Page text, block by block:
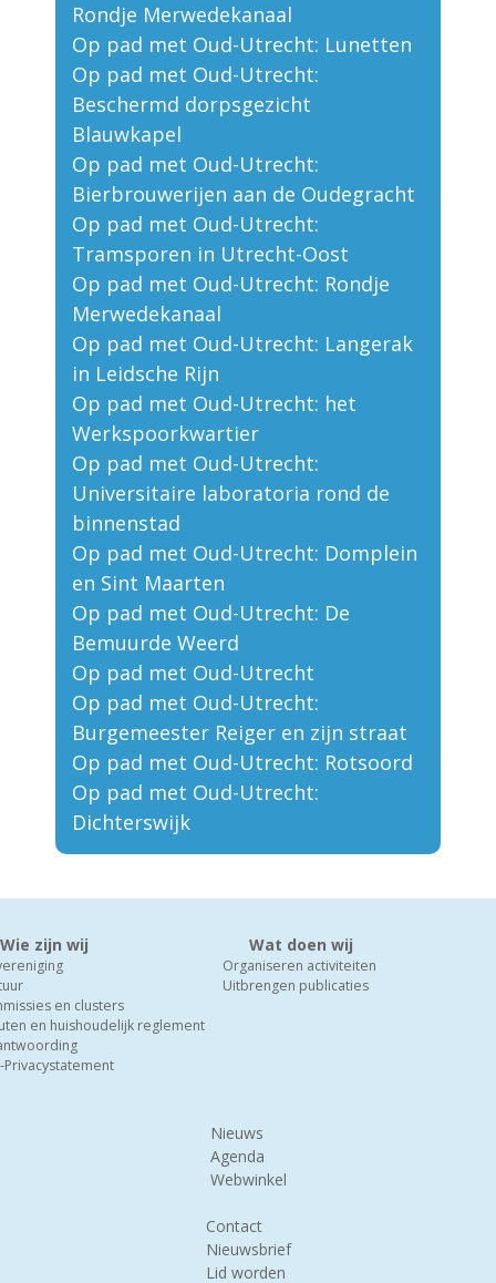
Rondje Merwedekanaal
Op pad met Oud-Utrecht: Lunetten
Op pad met Oud-Utrecht:
Beschermd dorpsgezicht
Blauwkapel
Op pad met Oud-Utrecht:
Bierbrouwerijen aan de Oudegracht
Op pad met Oud-Utrecht:
Tramsporen in Utrecht-Oost
Op pad met Oud-Utrecht: Rondje
Merwedekanaal
Op pad met Oud-Utrecht: Langerak
in Leidsche Rijn
Op pad met Oud-Utrecht: het
Werkspoorkwartier
Op pad met Oud-Utrecht:
Universitaire laboratoria rond de
binnenstad
Op pad met Oud-Utrecht: Domplein
en Sint Maarten
Op pad met Oud-Utrecht: De
Bemuurde Weerd
Op pad met Oud-Utrecht
Op pad met Oud-Utrecht:
Burgemeester Reiger en zijn straat
Op pad met Oud-Utrecht: Rotsoord
Op pad met Oud-Utrecht:
Dichterswijk
Wie zijn wij
en clusters
en huishoudelijk reglement
Privacystatement
Wat doen wij
Organiseren activiteiten
Uitbrengen publicaties
Nieuws
Agenda
Webwinkel
Contact
Nieuwsbrief
Lid worden